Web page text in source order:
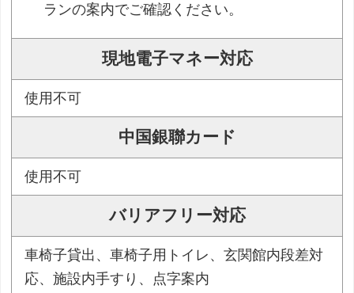
ランの案内でご確認ください。
現地電子マネー対応
使用不可
中国銀聯カード
使用不可
バリアフリー対応
車椅子貸出、車椅子用トイレ、玄関館内段差対
応、施設内手すり、点字案内